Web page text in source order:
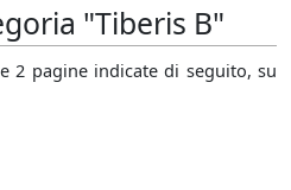
"Tiberis B"
2 pagine indicate di seguito, su